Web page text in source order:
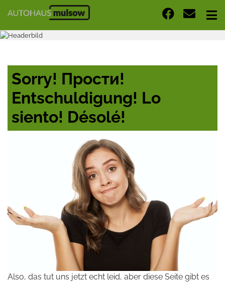
Sorry! Прости!
Entschuldigung! Lo
siento! Désolé!
Also, das tut uns jetzt echt leid, aber diese Seite gibt es